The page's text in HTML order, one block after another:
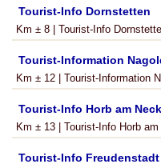
Tourist-Info Dornstetten
Km ± 8 | Tourist-Info
Tourist-Information
Km ± 12 | Tourist-Information
Tourist-Info Horb am
Km ± 13 | Tourist-Info Horb
Tourist-Info Freudenstadt